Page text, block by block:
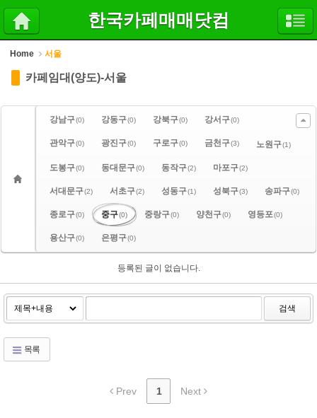
한국카페매매닷컴
Home 서울
카페임대(양도)-서울
강남구(0) 강동구(0) 강북구(0) 강서구(0)
관악구(0) 광진구(0) 구로구(0) 금천구(3) 노원구(1)
도봉구(0) 동대문구(0) 동작구(2) 마포구(2)
서대문구(2) 서초구(2) 성동구(1) 성북구(3) 송파구(0)
종로구(0) 중구(0) 중랑구(0) 양천구(0) 영등포(0)
용산구(0) 은평구(0)
등록된 글이 없습니다.
검색
목록
Prev 1 Next